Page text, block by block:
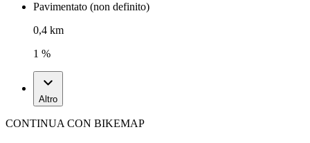
Pavimentato (non definito)
0,4 km
1 %
Altro
CONTINUA CON BIKEMAP